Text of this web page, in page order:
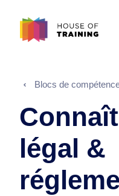
Blocs de
légal &